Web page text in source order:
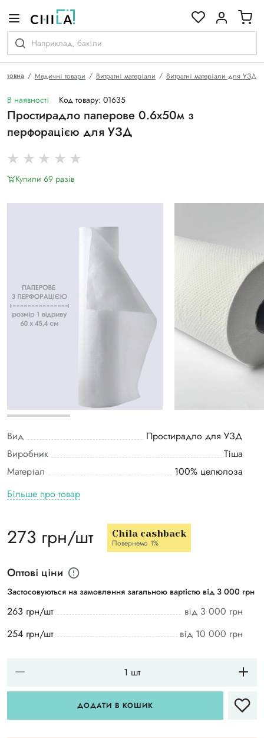
Медичні товари Витратні матеріали Витратні матеріали для УЗД
В наявності Код товару: 01635
Простирадло паперове 0.6х50м з
перфорацією для УЗД
Купили 69 разiв
Вид
Простирадло для УЗД
Виробник
Тіша
Матеріал
100% целюлоза
Більше про товар
273 грн/шт Chila cashback
Повернемо 1%
Оптові ціни
Застосовуються на замовлення загальною вартістю від 3 000 грн
263 грн/шт
від 3 000 грн
254 грн/шт
від 10 000 грн
ДОДАТИ В КОШИК
гамі